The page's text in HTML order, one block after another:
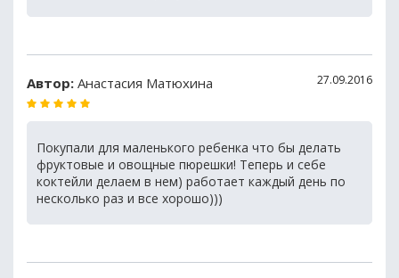
Автор: Анастасия Матюхина 27.09.2016
Покупали для маленького ребенка что бы делать
фруктовые и овощные пюрешки! Теперь и себе
коктейли делаем в нем) работает каждый день по
несколько раз и все хорошо)))